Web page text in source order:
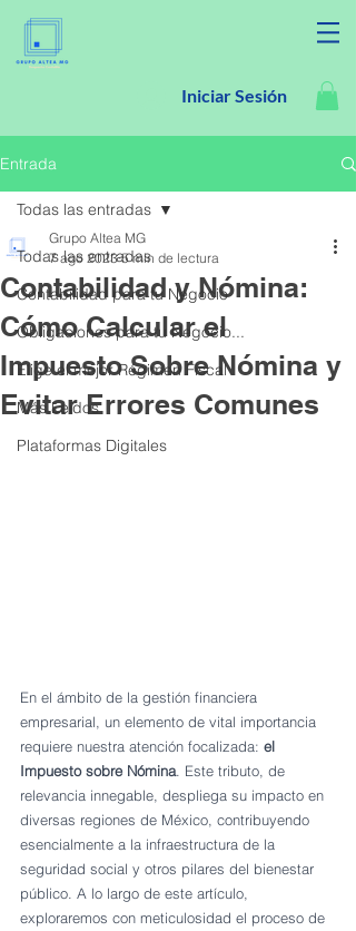
Iniciar Sesión
Entrada
Todas las entradas
Contabilidad para tu Negocio
Obligaciones para tu Negocio...
Elige el mejor Régimen Fiscal
Más Leídos
Plataformas Digitales
Todas las entradas
Contabilidad y Nómina:
Cómo Calcular el
Impuesto Sobre Nómina y
Evitar Errores Comunes
Grupo Altea MG
7 ago 2023 5 min de lectura
En el ámbito de la gestión financiera
empresarial, un elemento de vital importancia
requiere nuestra atención focalizada: el
Impuesto sobre Nómina . Este tributo, de
relevancia innegable, despliega su impacto en
diversas regiones de México, contribuyendo
esencialmente a la infraestructura de la
seguridad social y otros pilares del bienestar
público. A lo largo de este artículo,
exploraremos con meticulosidad el proceso de